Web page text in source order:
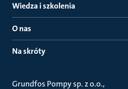
Wiedza i szkolenia
O nas
Na skróty
Grundfos Pompy sp. z o.o.